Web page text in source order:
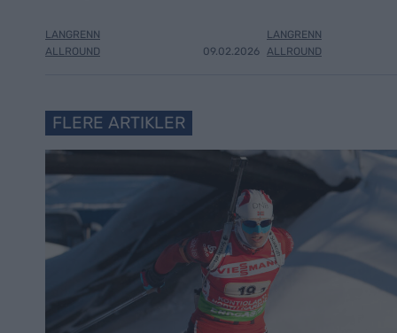
LANGRENN
ALLROUND
09.02.2026
LANGRENN
ALLROUND
FLERE ARTIKLER